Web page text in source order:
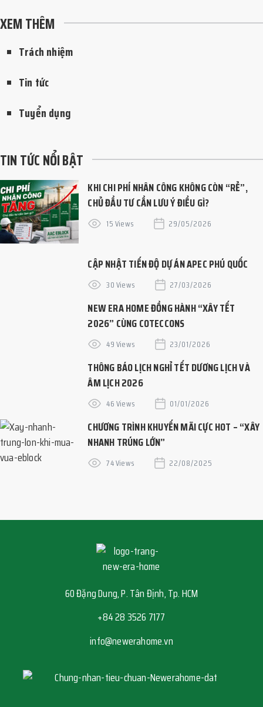
XEM THÊM
Trách nhiệm
Tin tức
Tuyển dụng
TIN TỨC NỔI BẬT
KHI CHI PHÍ NHÂN CÔNG KHÔNG CÒN “RẺ”,
CHỦ ĐẦU TƯ CẦN LƯU Ý ĐIỀU GÌ?
15 Views 29/05/2026
CẬP NHẬT TIẾN ĐỘ DỰ ÁN APEC PHÚ QUỐC
30 Views 27/03/2026
NEW ERA HOME ĐỒNG HÀNH “XÂY TẾT
2026” CÙNG COTECCONS
49 Views 23/01/2026
THÔNG BÁO LỊCH NGHỈ TẾT DƯƠNG LỊCH VÀ
ÂM LỊCH 2026
46 Views 01/01/2026
CHƯƠNG TRÌNH KHUYẾN MÃI CỰC HOT – “XÂY
NHANH TRÚNG LỚN”
74 Views 22/08/2025
60 Đặng Dung, P. Tân Định, Tp. HCM
+84 28 3526 7177
info@newerahome.vn